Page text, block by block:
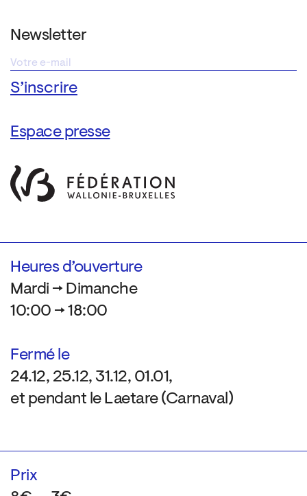
Newsletter
Espace presse
Heures d’ouverture
Mardi → Dimanche
10:00 → 18:00
Fermé le
24.12, 25.12, 31.12, 01.01,
et pendant le Laetare (Carnaval)
Prix